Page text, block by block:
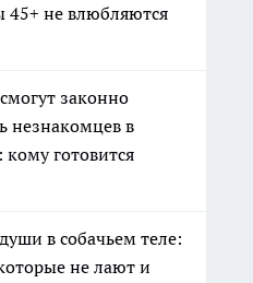
не влюбляются
законно
незнакомцев в
кому готовится
в собачьем теле:
не лают и